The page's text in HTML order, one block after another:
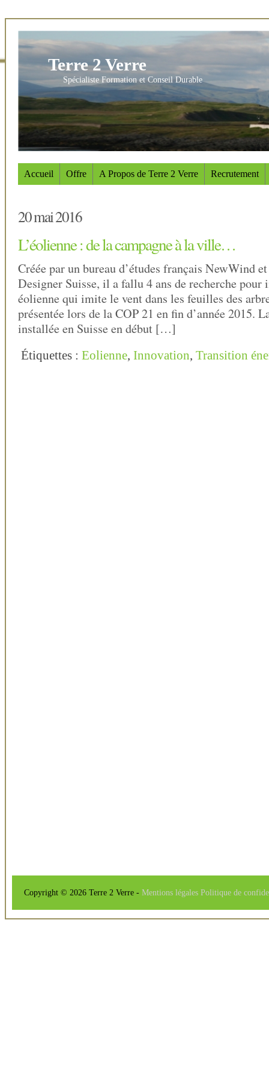
Terre 2 Verre
Spécialiste Formation et Conseil Durable
Accueil Offre A Propos de Terre 2 Verre Recrutement
20 mai 2016
L’éolienne : de la campagne à la ville…
Créée par un bureau d’études français NewWind
Designer Suisse, il a fallu 4 ans de recherche pour
éolienne qui imite le vent dans les feuilles des
présentée lors de la COP 21 en fin d’année 2015.
installée en Suisse en début […]
Étiquettes : Eolienne, Innovation, Transition
Copyright © 2026 Terre 2 Verre - Mentions légales Politique de